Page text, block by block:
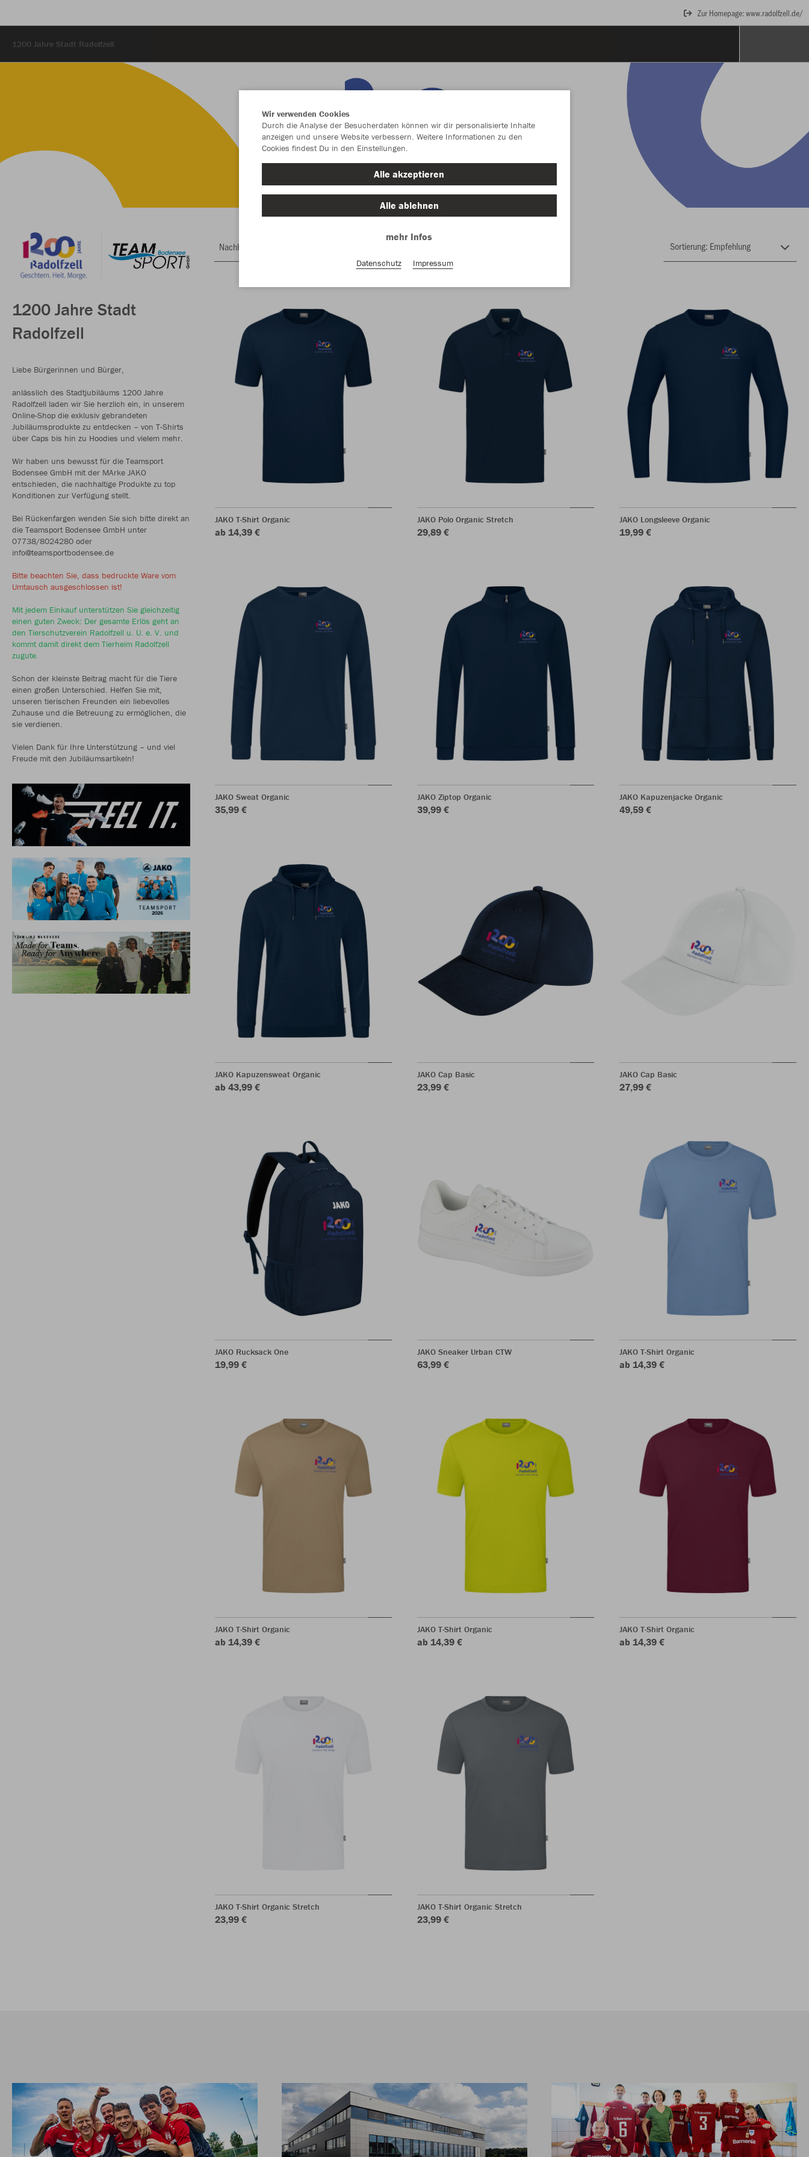
Zur Homepage: www.radolfzell.de/
1200 Jahre Stadt Radolfzell
1200 Jahre Stadt
Radolfzell
Liebe Bürgerinnen und Bürger,
anlässlich des Stadtjubiläums 1200 Jahre
Radolfzell laden wir Sie herzlich ein, in unserem
Online-Shop die exklusiv gebrandeten
Jubiläumsprodukte zu entdecken – von T-Shirts
über Caps bis hin zu Hoodies und vielem mehr.
Wir haben uns bewusst für die Teamsport
Bodensee GmbH mit der MArke JAKO
entschieden, die nachhaltige Produkte zu top
Konditionen zur Verfügung stellt.
Bei Rückenfargen wenden Sie sich bitte direkt an
die Teamsport Bodensee GmbH unter
07738/8024280 oder
info@teamsportbodensee.de
Bitte beachten Sie, dass bedruckte Ware vom
Umtausch ausgeschlossen ist!
Mit jedem Einkauf unterstützen Sie gleichzeitig
einen guten Zweck: Der gesamte Erlös geht an
den Tierschutzverein Radolfzell u. U. e. V. und
kommt damit direkt dem Tierheim Radolfzell
zugute.
Schon der kleinste Beitrag macht für die Tiere
einen großen Unterschied. Helfen Sie mit,
unseren tierischen Freunden ein liebevolles
Zuhause und die Betreuung zu ermöglichen, die
sie verdienen.
Vielen Dank für Ihre Unterstützung – und viel
Freude mit den Jubiläumsartikeln!
Nachhaltig
JAKO T-Shirt Organic
ab 14,39 €
JAKO Polo Organic Stretch
29,89 €
JAKO Longsleeve Organic
19,99 €
JAKO Sweat Organic
35,99 €
JAKO Ziptop Organic
39,99 €
JAKO Kapuzenjacke Organic
49,59 €
JAKO Kapuzensweat Organic
ab 43,99 €
JAKO Cap Basic
23,99 €
JAKO Cap Basic
27,99 €
JAKO Rucksack One
19,99 €
JAKO Sneaker Urban CTW
63,99 €
JAKO T-Shirt Organic
ab 14,39 €
JAKO T-Shirt Organic
ab 14,39 €
JAKO T-Shirt Organic
ab 14,39 €
JAKO T-Shirt Organic
ab 14,39 €
JAKO T-Shirt Organic Stretch
23,99 €
JAKO T-Shirt Organic Stretch
23,99 €
Wir verwenden Cookies
Durch die Analyse der Besucherdaten können wir dir personalisierte Inhalte
anzeigen und unsere Website verbessern. Weitere Informationen zu den
Cookies findest Du in den Einstellungen.
Alle akzeptieren
Alle ablehnen
mehr Infos
Datenschutz Impressum